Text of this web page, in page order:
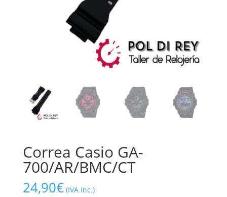
Correa Casio GA-
700/AR/BMC/CT
24,90€ (IVA Inc.)